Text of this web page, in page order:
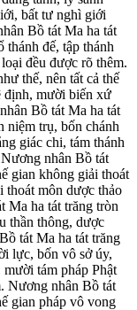
bất tư nghì giới
Bồ tát Ma ha tát
thánh đế, tập thánh
đều được rõ thêm.
thế, nên tất cả thế
định, mười biến xứ
Bồ tát Ma ha tát
niệm trụ, bốn chánh
giác chi, tám thánh
nhân Bồ tát
gian không giải thoát
thoát môn dược thảo
Ma ha tát trăng tròn
thần thông, dược
tát Ma ha tát trăng
lực, bốn vô sở úy,
tám pháp Phật
Nương nhân Bồ tát
gian pháp vô vong